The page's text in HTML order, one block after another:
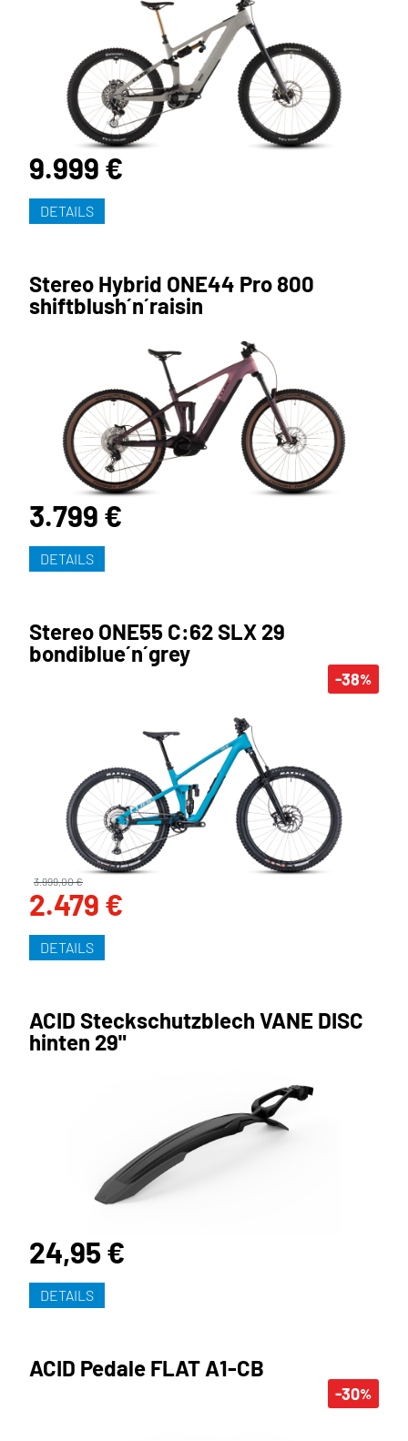
9.999 €
DETAILS
Stereo Hybrid ONE44 Pro 800
shiftblush´n´raisin
3.799 €
DETAILS
-38%
Stereo ONE55 C:62 SLX 29
bondiblue´n´grey
2.479 €
3.999,00 €
DETAILS
ACID Steckschutzblech VANE DISC
hinten 29"
24,95 €
DETAILS
-30%
ACID Pedale FLAT A1-CB